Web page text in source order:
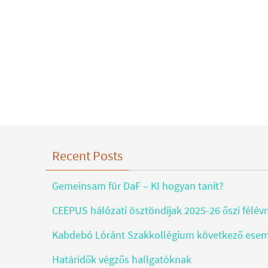
Recent Posts
Gemeinsam für DaF – KI hogyan tanít?
CEEPUS hálózati ösztöndíjak 2025-26 őszi
Kabdebó Lóránt Szakkollégium következő
Határidők végzős hallgatóknak